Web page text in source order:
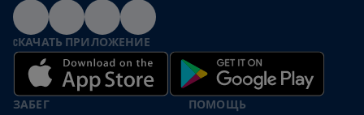
CКАЧАТЬ ПРИЛОЖЕНИЕ
ЗАБЕГ ПОМОЩЬ